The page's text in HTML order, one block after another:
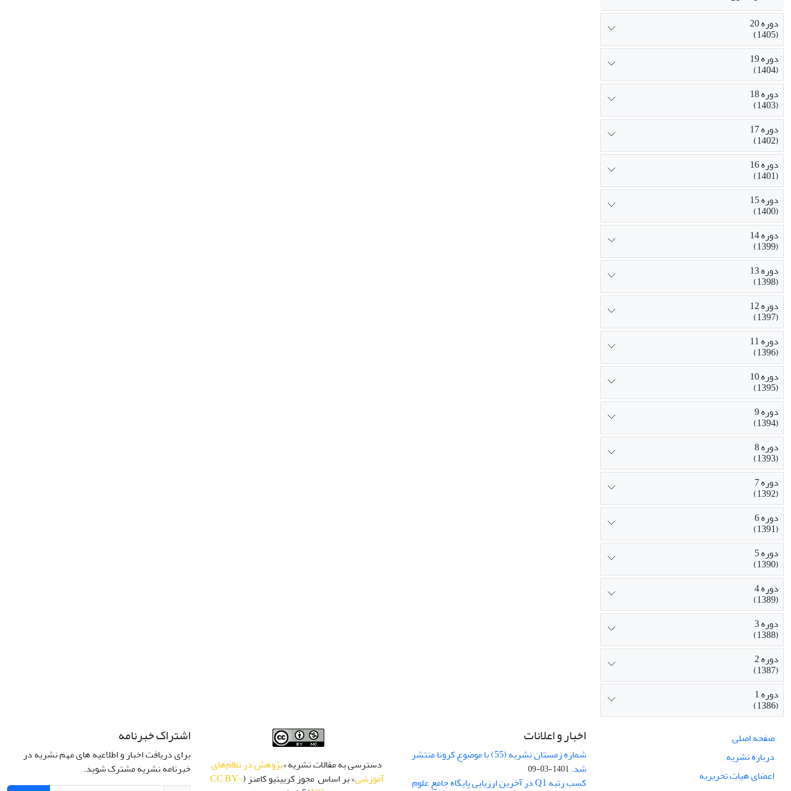
دوره 20
(1405)
دوره 19
(1404)
دوره 18
(1403)
دوره 17
(1402)
دوره 16
(1401)
دوره 15
(1400)
دوره 14
(1399)
دوره 13
(1398)
دوره 12
(1397)
دوره 11
(1396)
دوره 10
(1395)
دوره 9
(1394)
دوره 8
(1393)
دوره 7
(1392)
دوره 6
(1391)
دوره 5
(1390)
دوره 4
(1389)
دوره 3
(1388)
دوره 2
(1387)
دوره 1
(1386)
صفحه اصلی
درباره نشریه
اعضای هیات تحریریه
اخبار و اعلانات
شماره زمستان نشریه (55) با موضوع کرونا منتشر
شد.1401-03-09
کسب رتبه Q1 در آخرین ارزیابی پایگاه جامع علوم
دسترسی به مقالات نشریه «پژوهش در نظام‌های
آموزشی» بر اساس مجوز کرییتیو کامنز (CC BY-
اشتراک خبرنامه
برای دریافت اخبار و اطلاعیه های مهم نشریه در
خبرنامه نشریه مشترک شوید.